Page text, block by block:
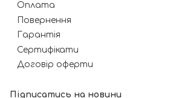
Оплата
Повернення
Гарантія
Сертифікати
Договір оферти
Підписатись на новини